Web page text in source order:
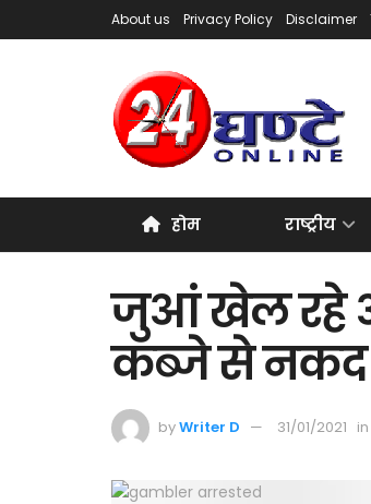
About us Privacy Policy Disclaimer
होम राष्ट्रीय
जुआं खेल रहे
कब्जे से नकद
byWriter D 31/01/2021 in